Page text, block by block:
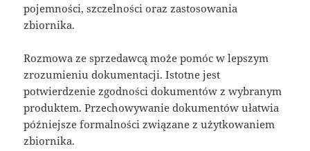
pojemności, szczelności oraz zastosowania
zbiornika.
Rozmowa ze sprzedawcą może pomóc w lepszym
zrozumieniu dokumentacji. Istotne jest
potwierdzenie zgodności dokumentów z wybranym
produktem. Przechowywanie dokumentów ułatwia
późniejsze formalności związane z użytkowaniem
zbiornika.